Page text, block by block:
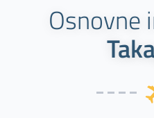
Osnovne